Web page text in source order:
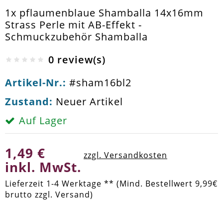
1x pflaumenblaue Shamballa 14x16mm
Strass Perle mit AB-Effekt -
Schmuckzubehör Shamballa
0 review(s)
Artikel-Nr.: #sham16bl2
Zustand: Neuer Artikel
Auf Lager
1,49 €
inkl. MwSt.
zzgl. Versandkosten
Lieferzeit 1-4 Werktage ** (Mind. Bestellwert 9,99€
brutto zzgl. Versand)